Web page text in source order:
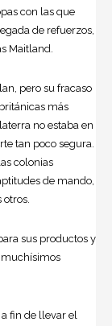
con las que
de refuerzos,
Maitland.
pero su fracaso
más
no estaba en
tan poco segura.
colonias
de mando,
otros.
sus productos y
muchísimos
fin de llevar el